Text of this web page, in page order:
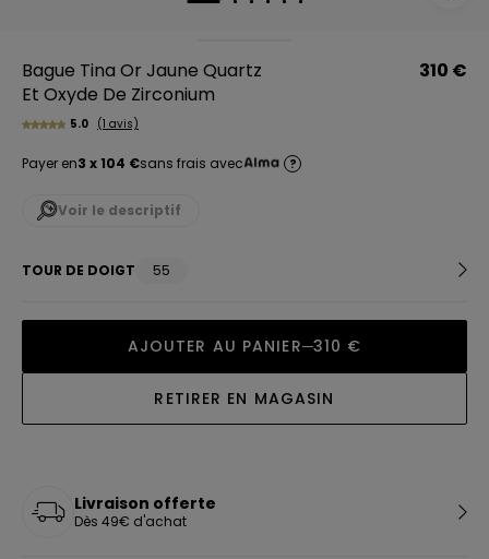
Bague Tina Or Jaune Quartz
Et Oxyde De Zirconium
310 €
5.0 (1 avis)
Payer en3 x 104 €sans frais avec ?
Voir le descriptif
TOUR DE DOIGT 55
AJOUTER AU PANIER 310 €
RETIRER EN MAGASIN
Livraison offerte
Dès 49€ d'achat